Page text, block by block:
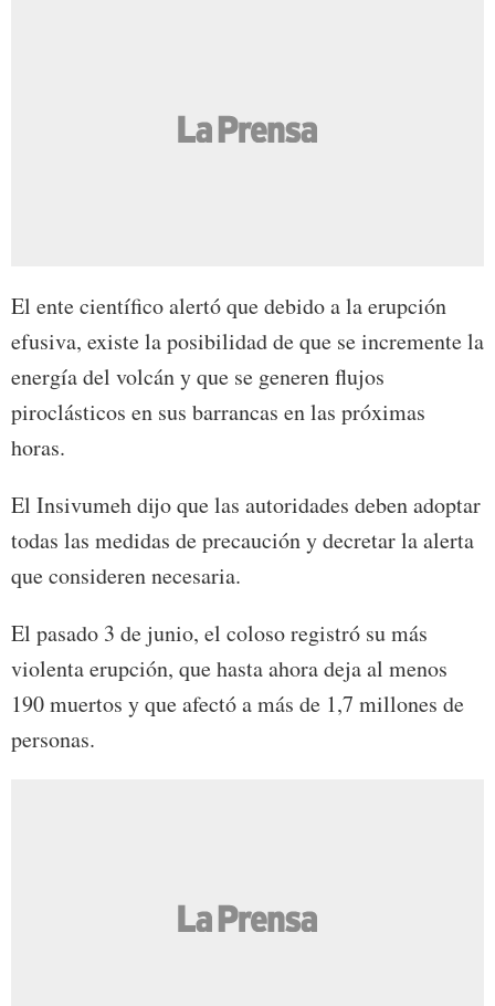
El ente científico alertó que debido a la erupción
efusiva, existe la posibilidad de que se incremente la
energía del volcán y que se generen flujos
piroclásticos en sus barrancas en las próximas
horas.
El Insivumeh dijo que las autoridades deben adoptar
todas las medidas de precaución y decretar la alerta
que consideren necesaria.
El pasado 3 de junio, el coloso registró su más
violenta erupción, que hasta ahora deja al menos
190 muertos y que afectó a más de 1,7 millones de
personas.